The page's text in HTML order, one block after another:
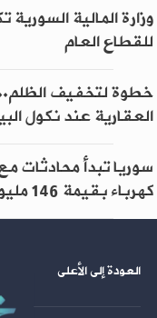
وزارة المالية
للقطاع العام
خطوة لتخفيف الظلم..
العقارية عند نكول
سوريا تبدأ محادثات
كهرباء بقيمة 146 مليون دولار
العودة إلى الأعلى